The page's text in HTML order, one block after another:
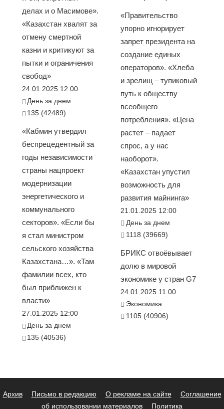
делах и о Масимове».
«Казахстан хвалят за
отмену смертной
казни и критикуют за
пытки и ограничения
свобод»
24.01.2025 12:00
День за днем
135 (42489)
«Кабмин утвердил
беспрецедентный за
годы независимости
страны нацпроект
модернизации
энергетического и
коммунального
секторов». «Если бы
я стал министром
сельского хозяйства
Казахстана…». «Там
фамилии всех, кто
был приближен к
власти»
27.01.2025 12:00
День за днем
135 (40536)
«Правительство
упорно игнорирует
запрет президента на
создание единых
операторов». «Хлеба
и зрелищ – тупиковый
путь к обществу
всеобщего
потребления». «Цена
растет – падает
спрос, а у нас
наоборот».
«Казахстан упустил
возможность для
развития майнинга»
21.01.2025 12:00
День за днем
1118 (39669)
БРИКС отвоёвывает
долю в мировой
экономике у стран G7
24.01.2025 11:00
Экономика
1105 (40906)
Архив Письмо в редакцию О рекламе на сайте
Соглашение
об использовании материалов
Политика